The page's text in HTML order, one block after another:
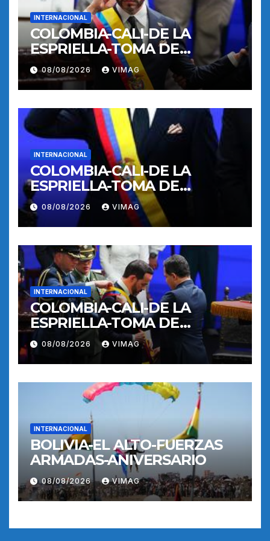
INTERNACIONAL
COLOMBIA-CALI-DE LA
ESPRIELLA-TOMA DE
POSESION
08/08/2026 VIMAG
INTERNACIONAL
COLOMBIA-CALI-DE LA
ESPRIELLA-TOMA DE
POSESION
08/08/2026 VIMAG
INTERNACIONAL
COLOMBIA-CALI-DE LA
ESPRIELLA-TOMA DE
POSESION
08/08/2026 VIMAG
INTERNACIONAL
BOLIVIA-EL ALTO-FUERZAS
ARMADAS-ANIVERSARIO
08/08/2026 VIMAG